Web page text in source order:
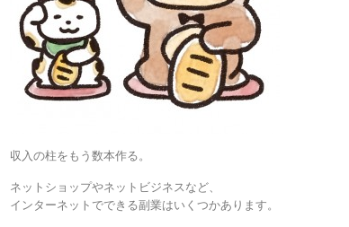
収入の柱をもう数本作る。
ネットショップやネットビジネスなど、
インターネットでできる副業はいくつかあります。